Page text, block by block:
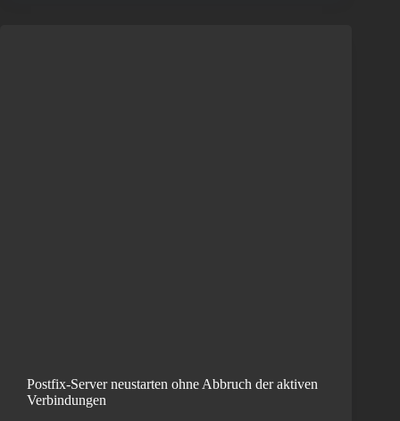
Postfix-Server neustarten ohne Abbruch der aktiven
Verbindungen